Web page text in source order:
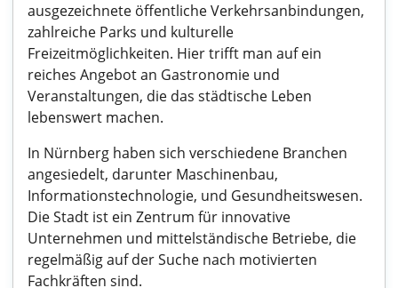
ausgezeichnete öffentliche Verkehrsanbindungen,
zahlreiche Parks und kulturelle
Freizeitmöglichkeiten. Hier trifft man auf ein
reiches Angebot an Gastronomie und
Veranstaltungen, die das städtische Leben
lebenswert machen.
In Nürnberg haben sich verschiedene Branchen
angesiedelt, darunter Maschinenbau,
Informationstechnologie, und Gesundheitswesen.
Die Stadt ist ein Zentrum für innovative
Unternehmen und mittelständische Betriebe, die
regelmäßig auf der Suche nach motivierten
Fachkräften sind.